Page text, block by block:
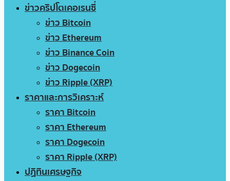
ข่าวคริปโตเคอเรนซี่
ข่าว Bitcoin
ข่าว Ethereum
ข่าว Binance Coin
ข่าว Dogecoin
ข่าว Ripple (XRP)
ราคาและการวิเคราะห์
ราคา Bitcoin
ราคา Ethereum
ราคา Dogecoin
ราคา Ripple (XRP)
ปฏิทินเศรษฐกิจ